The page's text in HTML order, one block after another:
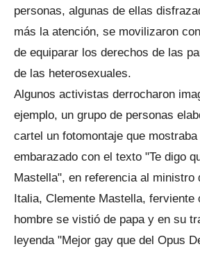
personas, algunas de ellas
más la atención, se movilizaron
de equiparar los derechos de las
de las heterosexuales.
Algunos activistas derrocharon
ejemplo, un grupo de personas
cartel un fotomontaje que
embarazado con el texto "Te digo
Mastella", en referencia al ministro
Italia, Clemente Mastella, ferviente
hombre se vistió de papa y en su
leyenda "Mejor gay que del Opus